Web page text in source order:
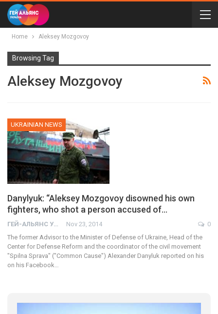
Home Aleksey Mozgovoy
Browsing Tag
Aleksey Mozgovoy
UKRAINIAN NEWS
Danylyuk: “Aleksey Mozgovoy disowned his own
fighters, who shot a person accused of…
ГЕЙ-АЛЬЯНС УКРАИНА Nov 23, 2014
0
The former Advisor to the Minister of Defense of Ukraine, Head of the
Center for Defense Reform and the coordinator of the civil movement
"Spilna Sprava" ("Common Cause") Alexander Danyluk reported on his
on his Facebook…